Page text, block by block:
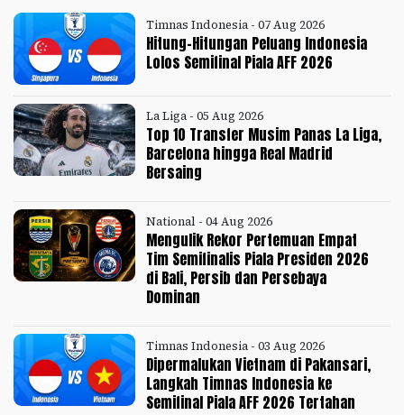
Timnas Indonesia - 07 Aug 2026
Hitung-Hitungan Peluang Indonesia
Lolos Semifinal Piala AFF 2026
La Liga - 05 Aug 2026
Top 10 Transfer Musim Panas La Liga,
Barcelona hingga Real Madrid
Bersaing
National - 04 Aug 2026
Mengulik Rekor Pertemuan Empat
Tim Semifinalis Piala Presiden 2026
di Bali, Persib dan Persebaya
Dominan
Timnas Indonesia - 03 Aug 2026
Dipermalukan Vietnam di Pakansari,
Langkah Timnas Indonesia ke
Semifinal Piala AFF 2026 Tertahan